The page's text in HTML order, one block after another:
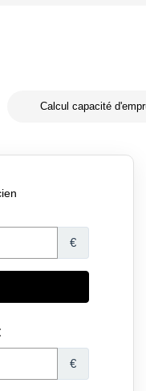
Calcul capacité